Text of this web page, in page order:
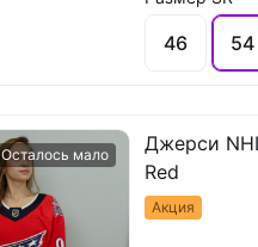
46 54
Осталось мало
Джерси
Red
Акция